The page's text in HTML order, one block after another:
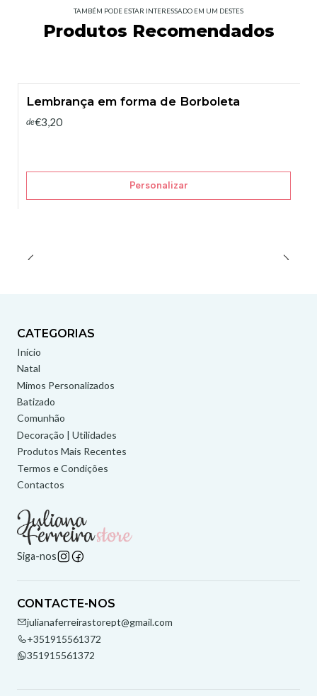
TAMBÉM PODE ESTAR INTERESSADO EM UM DESTES
Produtos Recomendados
Lembrança em forma de Borboleta
de€3,20
Personalizar
CATEGORIAS
Início
Natal
Mimos Personalizados
Batizado
Comunhão
Decoração | Utilidades
Produtos Mais Recentes
Termos e Condições
Contactos
Siga-nos
CONTACTE-NOS
julianaferreirastorept@gmail.com
+351915561372
351915561372